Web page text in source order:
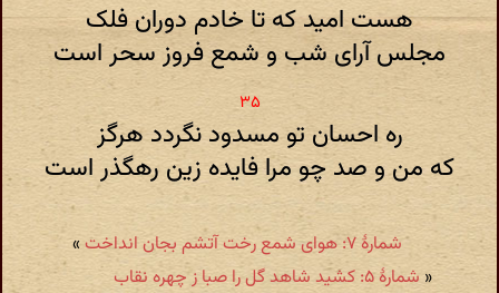
هست امید که تا خادم دوران فلک
مجلس آرای شب و شمع فروز سحر است
ره احسان تو مسدود نگردد هرگز
که من و صد چو مرا فایده زین رهگذر است
شمارهٔ ۷: هوای شمع رخت آتشم بجان انداخت
»
«شمارهٔ ۵: کشید شاهد گل را صبا ز چهره نقاب